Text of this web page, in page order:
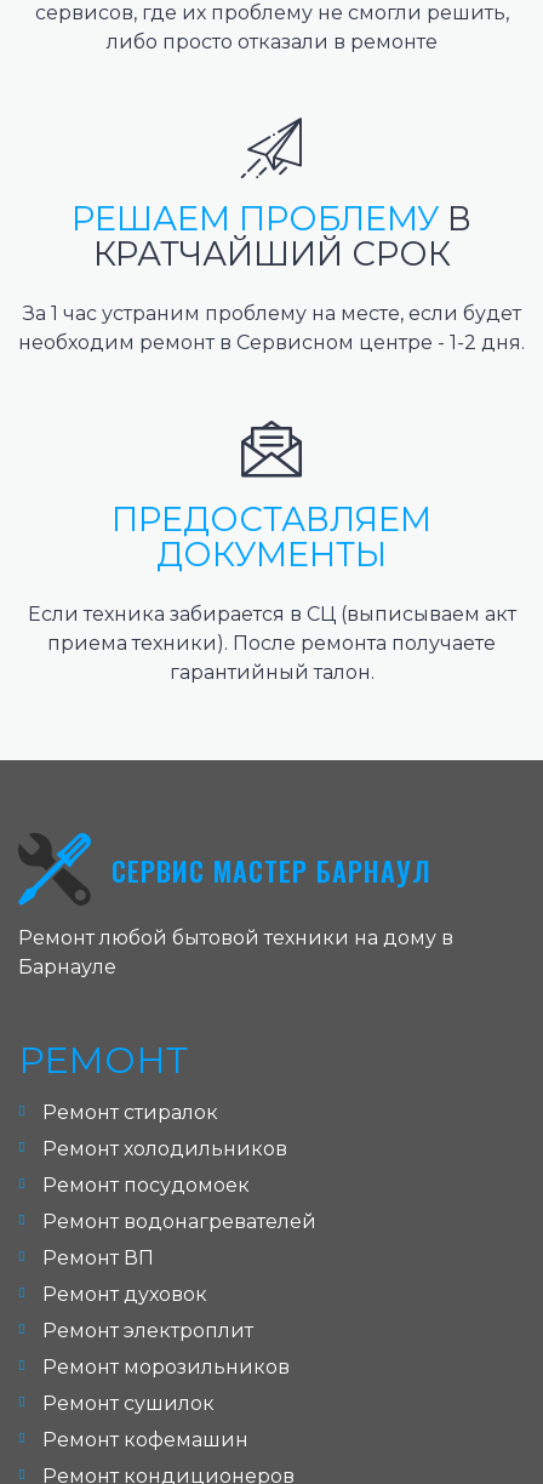
сервисов, где их проблему не смогли решить,
либо просто отказали в ремонте
РЕШАЕМ ПРОБЛЕМУ В
КРАТЧАЙШИЙ СРОК
За 1 час устраним проблему на месте, если будет
необходим ремонт в Сервисном центре - 1-2 дня.
ПРЕДОСТАВЛЯЕМ
ДОКУМЕНТЫ
Если техника забирается в СЦ (выписываем акт
приема техники). После ремонта получаете
гарантийный талон.
СЕРВИС МАСТЕР БАРНАУЛ
Ремонт любой бытовой техники на дому в
Барнауле
РЕМОНТ
Ремонт стиралок
Ремонт холодильников
Ремонт посудомоек
Ремонт водонагревателей
Ремонт ВП
Ремонт духовок
Ремонт электроплит
Ремонт морозильников
Ремонт сушилок
Ремонт кофемашин
Ремонт кондиционеров